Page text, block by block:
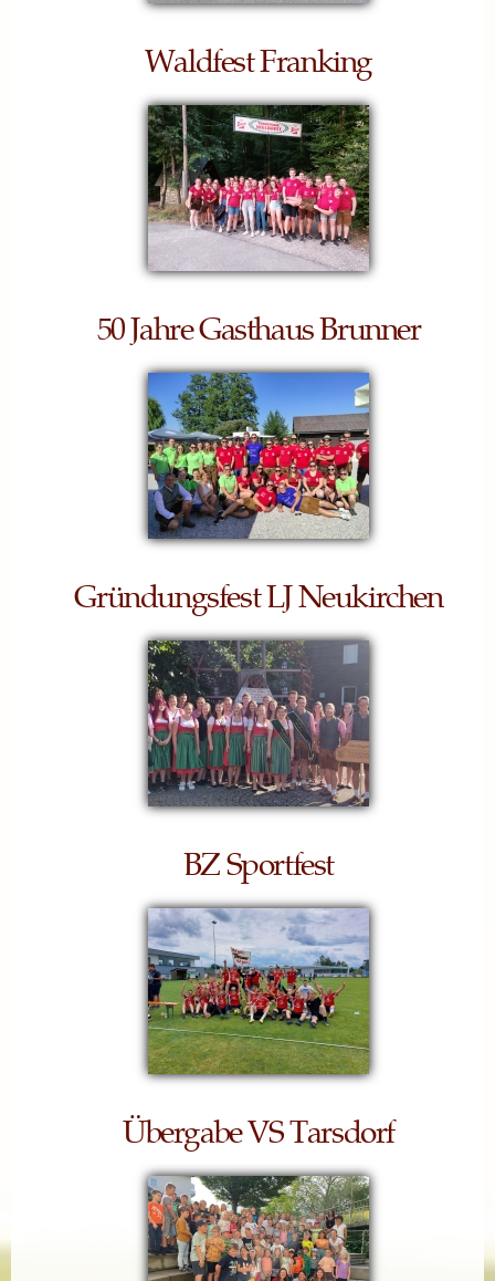
Waldfest Franking
50 Jahre Gasthaus Brunner
Gründungsfest LJ Neukirchen
BZ Sportfest
Übergabe VS Tarsdorf